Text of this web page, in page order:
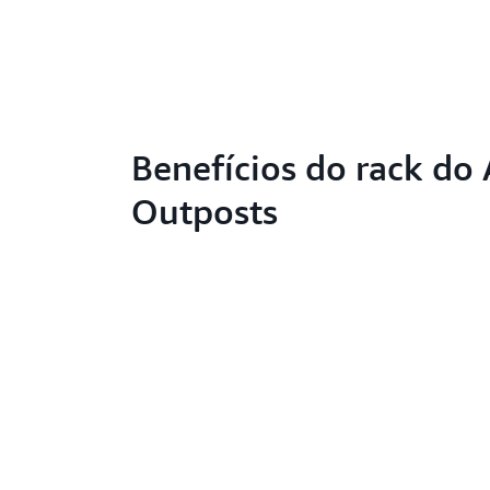
Benefícios do rack do
Outposts